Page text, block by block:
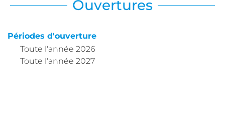
Ouvertures
Périodes d'ouverture
Toute l'année 2026
Toute l'année 2027